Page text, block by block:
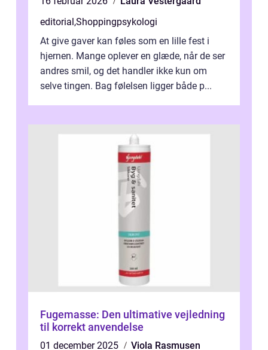
editorial,Shoppingpsykologi
At give gaver kan føles som en lille fest i
hjernen. Mange oplever en glæde, når de ser
andres smil, og det handler ikke kun om
selve tingen. Bag følelsen ligger både p...
Fugemasse: Den ultimative vejledning
til korrekt anvendelse
01 december 2025
Viola Rasmusen